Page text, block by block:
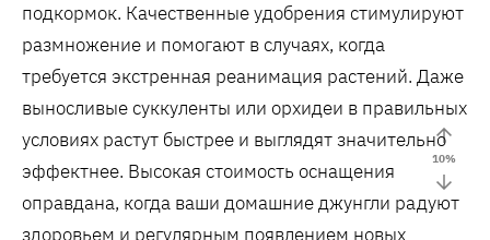
подкормок. Качественные удобрения стимулируют
размножение и помогают в случаях, когда
требуется экстренная реанимация растений. Даже
выносливые суккуленты или орхидеи в правильных
условиях растут быстрее и выглядят значительно
эффектнее. Высокая стоимость оснащения
оправдана, когда ваши домашние джунгли радуют
здоровьем и регулярным появлением новых
10%